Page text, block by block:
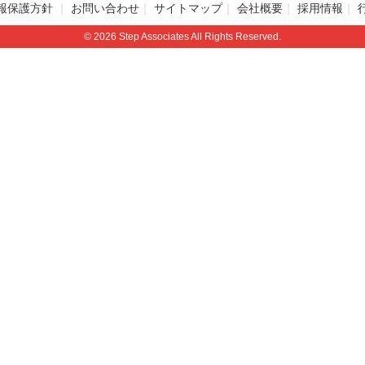
保護方針 お問い合わせ サイトマップ 会社概要 採用情報
© 2026 Step Associates All Rights Reserved.